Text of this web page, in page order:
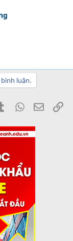
luận.
TumblrWhatsApp
Email